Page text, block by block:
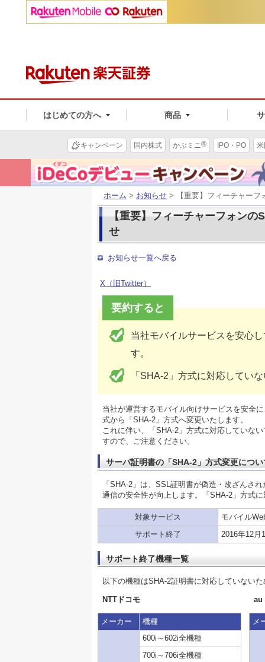
はじめての方へ 商品
キャンペーン 国内株式 かぶミニ® IPO・PO
ホーム > お知らせ > 【重要】フィーチャーフ
【重要】フィーチャーフォンの
せ
お知らせ一覧へ戻る
X（旧Twitter）
要約すると
当社モバイルサービスを安心
す。
「SHA-2」方式に対応してい
当社が運営するモバイル向けサービスを安全
式から「SHA-2」方式へ変更いたします。
これに伴い、「SHA-2」方式に対応していな
すので、ご注意ください。
サーバ証明書の「SHA-2」方式変更につい
「SHA-2」は、SSL証明書が偽造・改ざんさ
通信の安全性が向上します。「SHA-2」方式
対象サービス
モバイル
サポート終了
2016年12月
サポート終了機種一覧
以下の機種はSHA-2証明書に対応していない
NTTドコモ
メーカー 機種
600i～602i全機種
700i～706i全機種
au
メ